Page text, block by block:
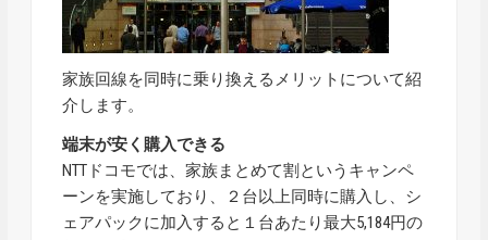
家族回線を同時に乗り換えるメリットについて紹
介します。
端末が安く購入できる
NTTドコモでは、家族まとめて割というキャンペ
ーンを実施しており、２台以上同時に購入し、シ
ェアパックに加入すると１台あたり最大5,184円の